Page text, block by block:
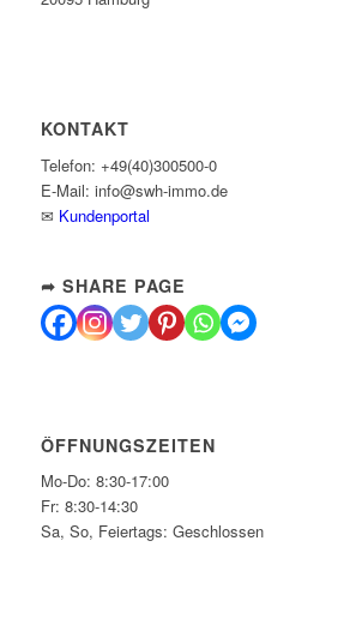
KONTAKT
Telefon: +49(40)300500-0
E-Mail: info@swh-immo.de
✉ Kundenportal
➦ SHARE PAGE
ÖFFNUNGSZEITEN
Mo-Do: 8:30-17:00
Fr: 8:30-14:30
Sa, So, Feiertags: Geschlossen